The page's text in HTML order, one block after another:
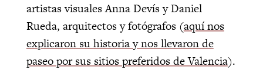
artistas visuales Anna Devís y Daniel
Rueda, arquitectos y fotógrafos (aquí nos
explicaron su historia y nos llevaron de
paseo por sus sitios preferidos de Valencia).